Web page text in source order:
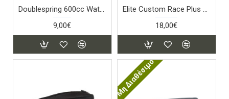
Doublespring 600cc Water Bottle
9,00€
Elite Custom Race Plus – Blk/Red Bottle Cage
18,00€
Μη Διαθέσιμο